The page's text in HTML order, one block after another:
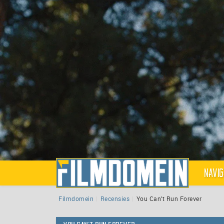
Filmdomein Recensies You Can’t Run Forever